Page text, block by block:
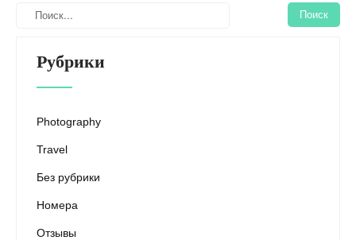
Рубрики
Photography
Travel
Без рубрики
Номера
Отзывы